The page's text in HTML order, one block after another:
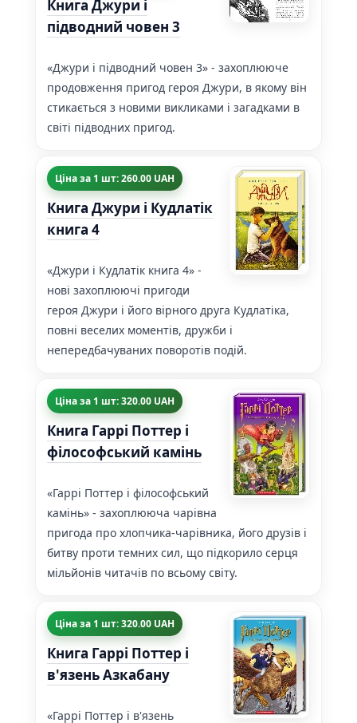
Книга Джури і
підводний човен 3
«Джури і підводний човен 3» - захоплююче
продовження пригод героя Джури, в якому він
стикається з новими викликами і загадками в
світі підводних пригод.
Ціна за 1 шт: 260.00 UAH
Книга Джури і Кудлатік
книга 4
«Джури і Кудлатік книга 4» -
нові захоплюючі пригоди
героя Джури і його вірного друга Кудлатіка,
повні веселих моментів, дружби і
непередбачуваних поворотів подій.
Ціна за 1 шт: 320.00 UAH
Книга Гаррі Поттер і
філософський камінь
«Гаррі Поттер і філософський
камінь» - захоплююча чарівна
пригода про хлопчика-чарівника, його друзів і
битву проти темних сил, що підкорило серця
мільйонів читачів по всьому світу.
Ціна за 1 шт: 320.00 UAH
Книга Гаррі Поттер і
в'язень Азкабану
«Гаррі Поттер і в'язень